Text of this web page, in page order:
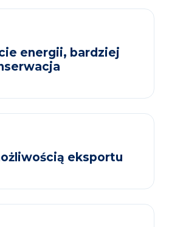
energii, bardziej
eksportu